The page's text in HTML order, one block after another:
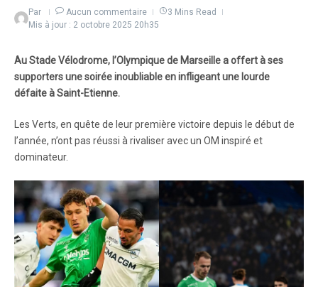
Par Aucun commentaire
3 Mins Read
Mis à jour : 2 octobre 2025 20h35
Au Stade Vélodrome, l’Olympique de Marseille a offert à ses
supporters une soirée inoubliable en infligeant une lourde
défaite à Saint-Etienne.
Les Verts, en quête de leur première victoire depuis le début de
l’année, n’ont pas réussi à rivaliser avec un OM inspiré et
dominateur.